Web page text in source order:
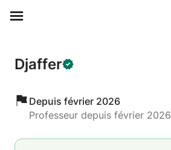
Djaffer
Depuis février 2026
Professeur depuis février 2026